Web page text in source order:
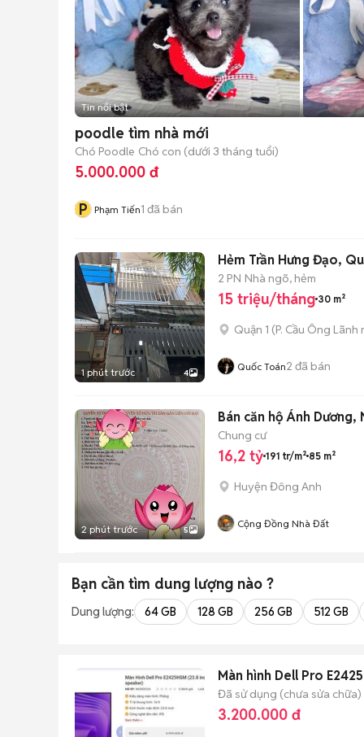
Tin nổi bật
poodle tìm nhà mới
Chó Poodle Chó con (dưới 3 tháng tuổi)
5.000.000 đ
P Phạm Tiến1 đã bán
1 phút trước 4
Hẻm Trần Hưng Đạo,
2 PN Nhà ngõ, hẻm
15 triệu/tháng 30 m²
Quận 1 (P. Cầu Ông Lãnh
Quốc Toán2 đã bán
2 phút trước 5
Bán căn hộ Ánh
Chung cư
16,2 tỷ 191 tr/m² 85 m²
Huyện Đông Anh
Cộng Đồng Nhà Đất
Bạn cần tìm dung lượng nào ?
Dung lượng: 64 GB 128 GB 256 GB 512 GB
Màn hình Dell Pro
Đã sử dụng (chưa sửa chữa)
3.200.000 đ